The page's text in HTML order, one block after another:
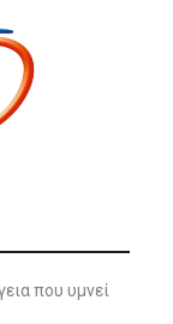
που υμνεί